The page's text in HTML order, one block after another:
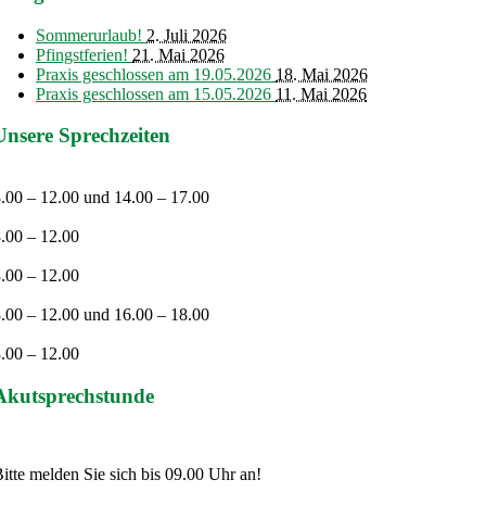
Sommerurlaub! 2. Juli 2026
Pfingstferien! 21. Mai 2026
Praxis geschlossen am 19.05.2026 18. Mai 2026
Praxis geschlossen am 15.05.2026 11. Mai 2026
Sprechzeiten
– 12.00 und 14.00 – 17.00
– 12.00
– 12.00
– 12.00 und 16.00 – 18.00
– 12.00
melden Sie sich bis 09.00 Uhr an!